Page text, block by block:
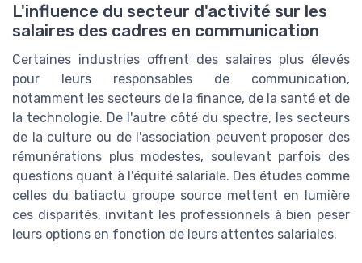
L'influence du secteur d'activité sur les
salaires des cadres en communication
Certaines industries offrent des salaires plus élevés
pour leurs responsables de communication,
notamment les secteurs de la finance, de la santé et de
la technologie. De l'autre côté du spectre, les secteurs
de la culture ou de l'association peuvent proposer des
rémunérations plus modestes, soulevant parfois des
questions quant à l'équité salariale. Des études comme
celles du batiactu groupe source mettent en lumière
ces disparités, invitant les professionnels à bien peser
leurs options en fonction de leurs attentes salariales.